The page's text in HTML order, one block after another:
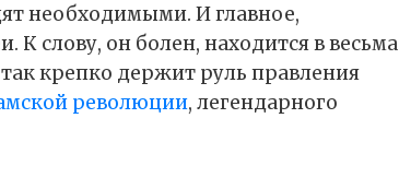
необходимыми. И главное,
К слову, он болен, находится в весьма
крепко держит руль правления
революции, легендарного